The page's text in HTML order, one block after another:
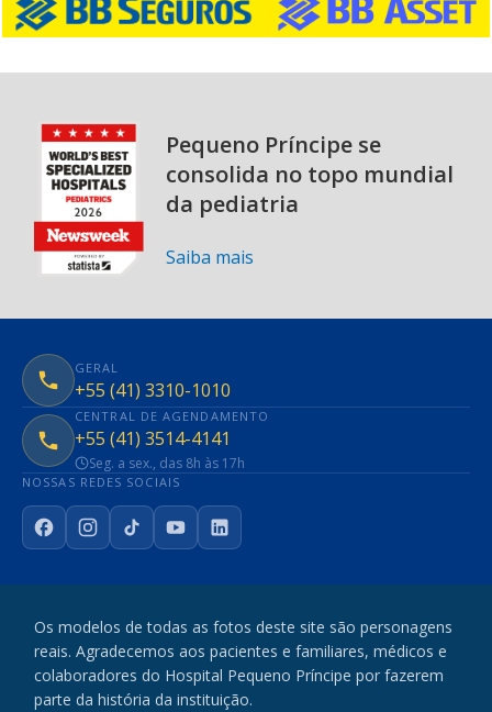
Pequeno Príncipe se
consolida no topo mundial
da pediatria
Saiba mais
GERAL
+55 (41) 3310-1010
CENTRAL DE AGENDAMENTO
+55 (41) 3514-4141
Seg. a sex., das 8h às 17h
NOSSAS REDES SOCIAIS
FacebookInstagram
TikTokYouTubeLinkedIn
Os modelos de todas as fotos deste site são personagens
reais. Agradecemos aos pacientes e familiares, médicos e
colaboradores do Hospital Pequeno Príncipe por fazerem
parte da história da instituição.